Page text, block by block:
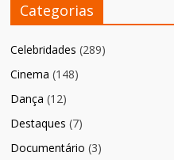
Categorias
Celebridades (289)
Cinema (148)
Dança (12)
Destaques (7)
Documentário (3)